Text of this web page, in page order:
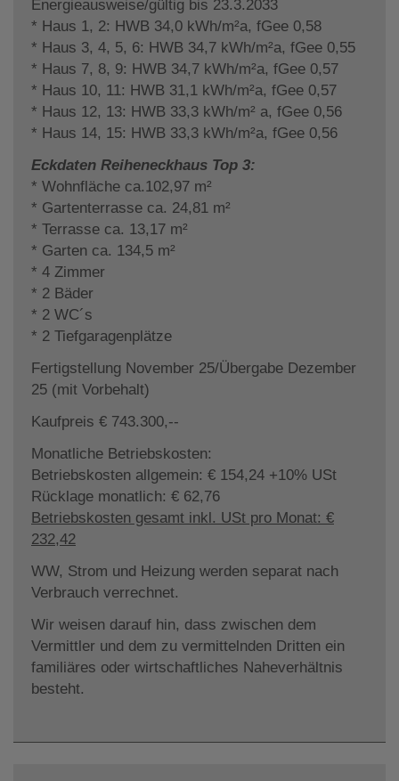
Energieausweise/gültig bis 23.3.2033
* Haus 1, 2: HWB 34,0 kWh/m²a, fGee 0,58
* Haus 3, 4, 5, 6: HWB 34,7 kWh/m²a, fGee 0,55
* Haus 7, 8, 9: HWB 34,7 kWh/m²a, fGee 0,57
* Haus 10, 11: HWB 31,1 kWh/m²a, fGee 0,57
* Haus 12, 13: HWB 33,3 kWh/m² a, fGee 0,56
* Haus 14, 15: HWB 33,3 kWh/m²a, fGee 0,56
Eckdaten Reiheneckhaus Top 3:
* Wohnfläche ca.102,97 m²
* Gartenterrasse ca. 24,81 m²
* Terrasse ca. 13,17 m²
* Garten ca. 134,5 m²
* 4 Zimmer
* 2 Bäder
* 2 WC´s
* 2 Tiefgaragenplätze
Fertigstellung November 25/Übergabe Dezember
25 (mit Vorbehalt)
Kaufpreis € 743.300,--
Monatliche Betriebskosten:
Betriebskosten allgemein: € 154,24 +10% USt
Rücklage monatlich: € 62,76
Betriebskosten gesamt inkl. USt pro Monat: €
232,42
WW, Strom und Heizung werden separat nach
Verbrauch verrechnet.
Wir weisen darauf hin, dass zwischen dem
Vermittler und dem zu vermittelnden Dritten ein
familiäres oder wirtschaftliches Naheverhältnis
besteht.